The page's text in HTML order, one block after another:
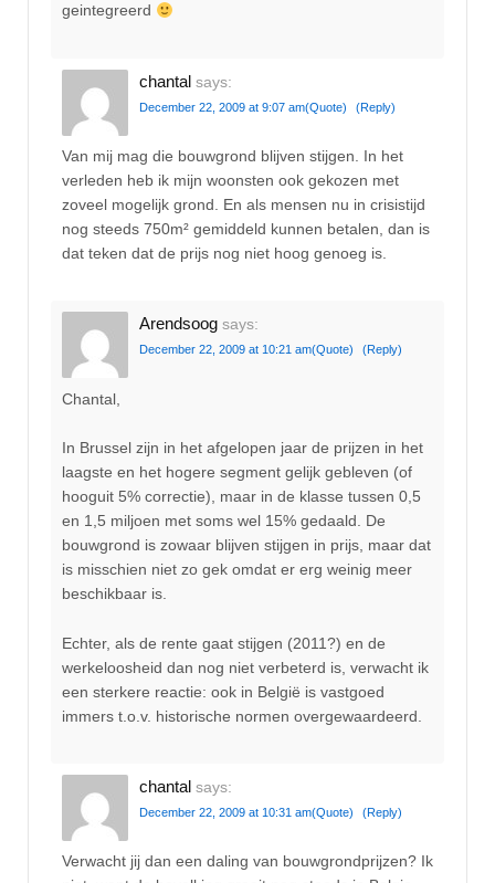
geintegreerd
chantal says:
December 22, 2009 at 9:07 am(Quote) (Reply)
Van mij mag die bouwgrond blijven stijgen. In het
verleden heb ik mijn woonsten ook gekozen met
zoveel mogelijk grond. En als mensen nu in crisistijd
nog steeds 750m² gemiddeld kunnen betalen, dan is
dat teken dat de prijs nog niet hoog genoeg is.
Arendsoog says:
December 22, 2009 at 10:21 am(Quote) (Reply)
Chantal,
In Brussel zijn in het afgelopen jaar de prijzen in het
laagste en het hogere segment gelijk gebleven (of
hooguit 5% correctie), maar in de klasse tussen 0,5
en 1,5 miljoen met soms wel 15% gedaald. De
bouwgrond is zowaar blijven stijgen in prijs, maar dat
is misschien niet zo gek omdat er erg weinig meer
beschikbaar is.
Echter, als de rente gaat stijgen (2011?) en de
werkeloosheid dan nog niet verbeterd is, verwacht ik
een sterkere reactie: ook in België is vastgoed
immers t.o.v. historische normen overgewaardeerd.
chantal says:
December 22, 2009 at 10:31 am(Quote) (Reply)
Verwacht jij dan een daling van bouwgrondprijzen? Ik